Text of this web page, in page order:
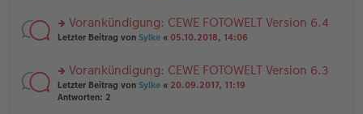
g
B
ei
g
es
e
B
ei
tr
u
n
es
e
n
rs
u
n
g
Vorankündigung: CEWE FOTOWELT Version 6.4
Letzter Beitrag von Sylke « 05.10.2018, 14:06
rs
te
Vorankündigung: CEWE FOTOWELT Version 6.3
Letzter Beitrag von Sylke « 20.09.2017, 11:19
Antworten: 2